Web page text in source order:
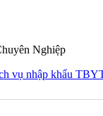
Nghiệp
vụ nhập khẩu